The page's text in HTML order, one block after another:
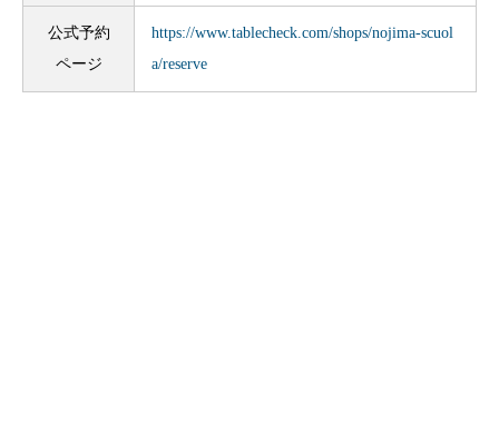
公式予約
ページ
https://www.tablecheck.com/shops/nojima-scuol
a/reserve